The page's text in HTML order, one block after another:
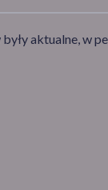
aktualne, w